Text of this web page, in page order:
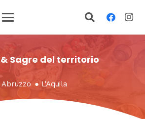
Sagre del territorio
Abruzzo ● L'Aquila